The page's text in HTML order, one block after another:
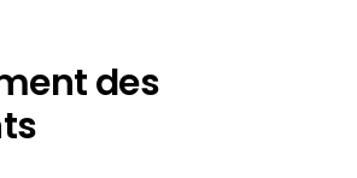
des